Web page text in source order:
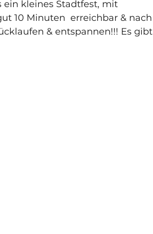
ein kleines Stadtfest, mit
10 Minuten  erreichbar & nach
& entspannen!!! Es gibt